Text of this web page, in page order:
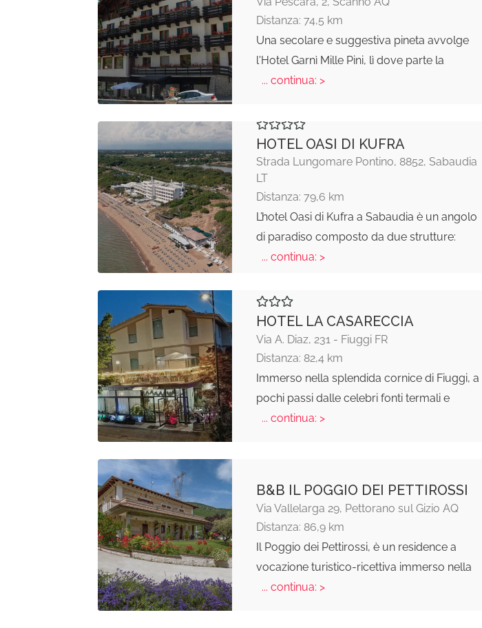
Distanza: 74,5 km
Una secolare e suggestiva pineta avvolge
l'Hotel Garnì Mille Pini, lì dove parte la
... continua: >
HOTEL OASI DI KUFRA
Strada Lungomare Pontino, 8852, Sabaudia
LT
Distanza: 79,6 km
L’hotel Oasi di Kufra a Sabaudia è un angolo
di paradiso composto da due strutture:
... continua: >
HOTEL LA CASARECCIA
Via A. Diaz, 231 - Fiuggi FR
Distanza: 82,4 km
Immerso nella splendida cornice di Fiuggi, a
pochi passi dalle celebri fonti termali e
... continua: >
B&B IL POGGIO DEI PETTIROSSI
Via Vallelarga 29, Pettorano sul Gizio AQ
Distanza: 86,9 km
Il Poggio dei Pettirossi, è un residence a
vocazione turistico-ricettiva immerso nella
... continua: >